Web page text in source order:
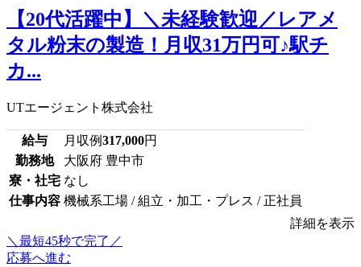
【20代活躍中】＼未経験歓迎／レアメ
タル粉末の製造！月収31万円可♪駅チ
カ...
UTエージェント株式会社
給与 月収例317,000円
勤務地
大阪府 豊中市
寮・社宅 なし
仕事内容 機械系工場 / 組立・加工・プレス / 正社員
詳細を表示
＼最短45秒で完了／
応募へ進む